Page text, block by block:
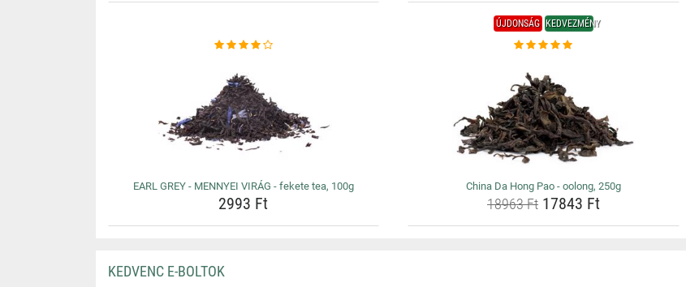
EARL GREY - MENNYEI VIRÁG - fekete tea, 100g
2993 Ft
ÚJDONSÁG KEDVEZMÉNY
China Da Hong Pao - oolong, 250g
18963 Ft17843 Ft
KEDVENC E-BOLTOK